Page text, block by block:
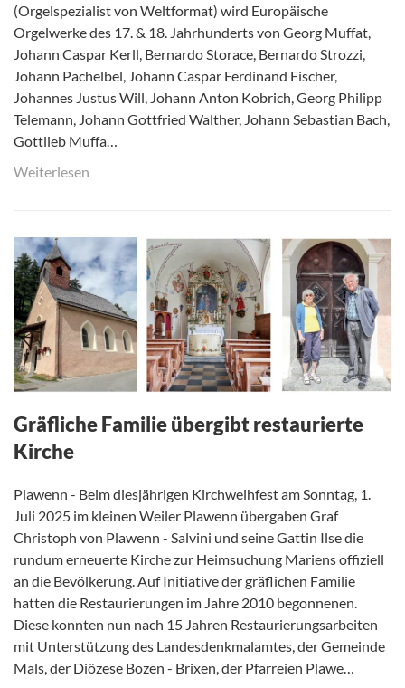
(Orgelspezialist von Weltformat) wird Europäische
Orgelwerke des 17. & 18. Jahrhunderts von Georg Muffat,
Johann Caspar Kerll, Bernardo Storace, Bernardo Strozzi,
Johann Pachelbel, Johann Caspar Ferdinand Fischer,
Johannes Justus Will, Johann Anton Kobrich, Georg Philipp
Telemann, Johann Gottfried Walther, Johann Sebastian Bach,
Gottlieb Muffa…
Weiterlesen
Gräfliche Familie übergibt restaurierte
Kirche
Plawenn - Beim diesjährigen Kirchweihfest am Sonntag, 1.
Juli 2025 im kleinen Weiler Plawenn übergaben Graf
Christoph von Plawenn - Salvini und seine Gattin Ilse die
rundum erneuerte Kirche zur Heimsuchung Mariens offiziell
an die Bevölkerung. Auf Initiative der gräflichen Familie
hatten die Restaurierungen im Jahre 2010 begonnenen.
Diese konnten nun nach 15 Jahren Restaurierungsarbeiten
mit Unterstützung des Landesdenkmalamtes, der Gemeinde
Mals, der Diözese Bozen - Brixen, der Pfarreien Plawe…